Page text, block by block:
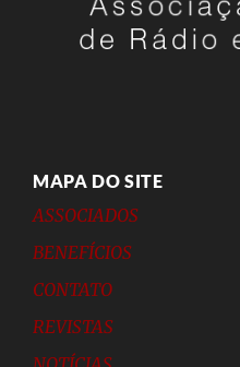
MAPA DO SITE
ASSOCIADOS
BENEFÍCIOS
CONTATO
REVISTAS